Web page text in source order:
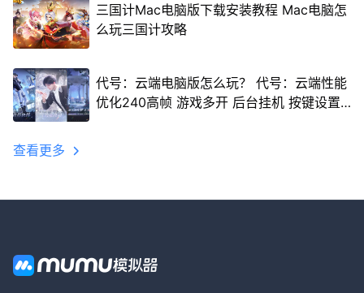
三国计Mac电脑版下载安装教程 Mac电脑怎
么玩三国计攻略
代号：云端电脑版怎么玩？ 代号：云端性能
优化240高帧 游戏多开 后台挂机 按键设置
查看更多